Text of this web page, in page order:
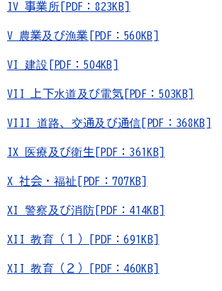
IV 事業所[PDF：823KB]
V 農業及び漁業[PDF：560KB]
VI 建設[PDF：504KB]
VII 上下水道及び電気[PDF：503KB]
VIII 道路、交通及び通信[PDF：368KB]
IX 医療及び衛生[PDF：361KB]
X 社会・福祉[PDF：707KB]
XI 警察及び消防[PDF：414KB]
XII 教育（１）[PDF：691KB]
XII 教育（２）[PDF：460KB]